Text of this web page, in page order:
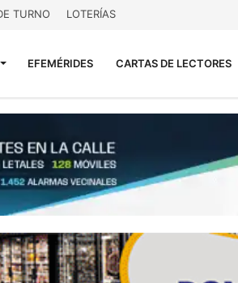
TURNO LOTERÍAS
EFEMÉRIDES CARTAS DE LECTORES